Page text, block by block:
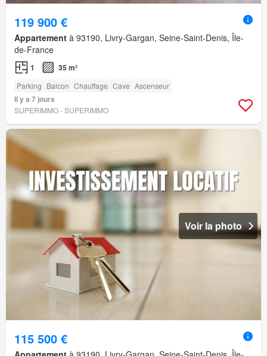
119 900 €
Appartement à 93190, Livry-Gargan, Seine-Saint-Denis, Île-
de-France
1 35 m²
Parking Balcon Chauffage Cave Ascenseur
Il y a 7 jours
SUPERIMMO - SUPERIMMO
Voir la photo
115 500 €